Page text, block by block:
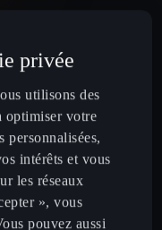
privée
utilisons des
optimiser votre
personnalisées,
intérêts et vous
les réseaux
», vous
pouvez aussi